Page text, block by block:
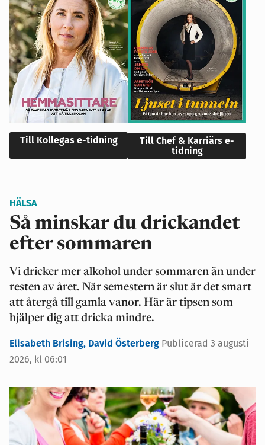
Till Kollegas e-tidning
Till Chef & Karriärs e-
tidning
HÄLSA
Så minskar du drickandet
efter sommaren
Vi dricker mer alkohol under sommaren än under
resten av året. När semestern är slut är det smart
att återgå till gamla vanor. Här är tipsen som
hjälper dig att dricka mindre.
Elisabeth Brising, David Österberg Publicerad 3 augusti
2026, kl 06:01